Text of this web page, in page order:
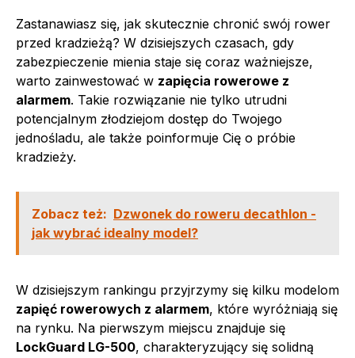
Zastanawiasz się, jak skutecznie chronić swój rower
przed kradzieżą? W dzisiejszych czasach, gdy
zabezpieczenie mienia staje się coraz ważniejsze,
warto zainwestować w zapięcia rowerowe z
alarmem. Takie rozwiązanie nie tylko utrudni
potencjalnym złodziejom dostęp do Twojego
jednośladu, ale także poinformuje Cię o próbie
kradzieży.
Zobacz też: Dzwonek do roweru decathlon -
jak wybrać idealny model?
W dzisiejszym rankingu przyjrzymy się kilku modelom
zapięć rowerowych z alarmem, które wyróżniają się
na rynku. Na pierwszym miejscu znajduje się
LockGuard LG-500, charakteryzujący się solidną